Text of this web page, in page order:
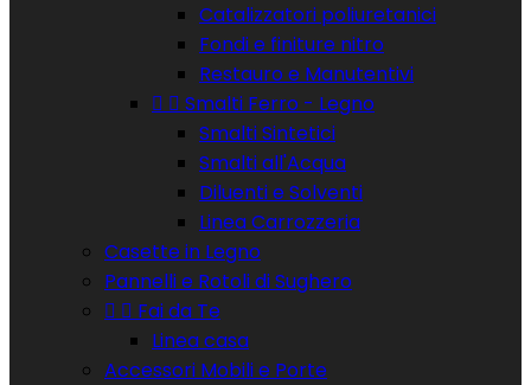
Catalizzatori poliuretanici
Fondi e finiture nitro
Restauro e Manutentivi
  Smalti Ferro - Legno
Smalti Sintetici
Smalti all'Acqua
Diluenti e Solventi
Linea Carrozzeria
Casette in Legno
Pannelli e Rotoli di Sughero
  Fai da Te
Linea casa
Accessori Mobili e Porte